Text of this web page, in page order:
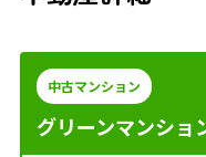
中古マンション
グリーンマンショ